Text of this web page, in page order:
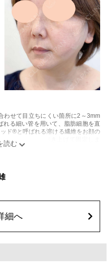
わせて目立ちにくい箇所に2～3mm
る細い管を用いて、脂肪細胞を直
ド®と呼ばれる溶ける繊維をお顔の
膚を内側から引き上げて固定しま
しびれ、むくみ、内出血、引き攣れ
ざいます。また、稀に貧血、細菌感
ぼこつき、硬結、瘢痕化、色素沈
などを生じることがございます。
円(税込)
細へ